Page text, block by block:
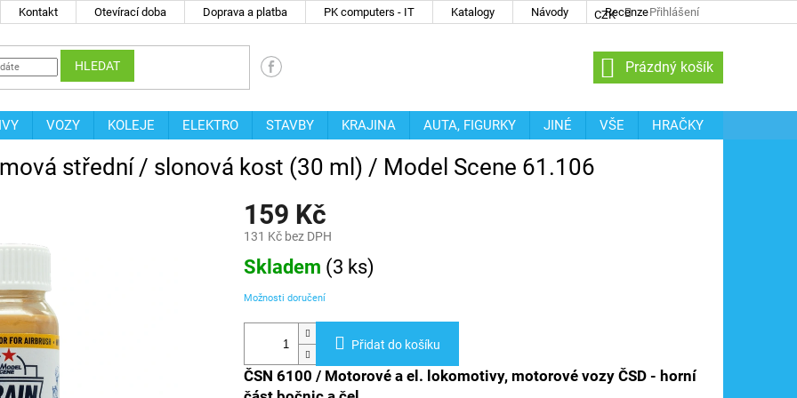
Kontakt Otevírací doba Doprava a platba PK computers - IT Katalogy Návody Recenze
CZK Přihlášení
HLEDAT
NÁKUPNÍ
KOŠÍK
Prázdný košík
VOZY KOLEJE ELEKTRO STAVBY KRAJINA AUTA, FIGURKY JINÉ VŠE HRAČKY
střední / slonová kost (30 ml) / Model Scene 61.106
159 Kč
131 Kč bez DPH
Měrná
cena:
Skladem (3 ks)
Možnosti doručení
Přidat do košíku
ČSN 6100 / Motorové a el. lokomotivy, motorové vozy ČSD - horní